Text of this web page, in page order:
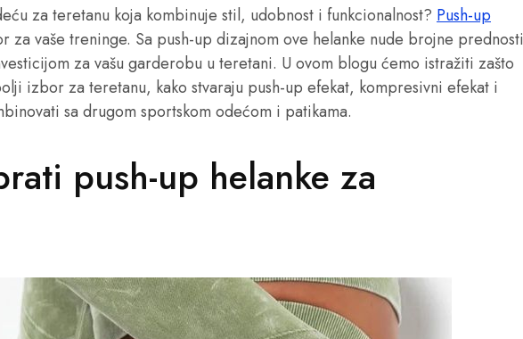
za teretanu koja kombinuje stil, udobnost i funkcionalnost? Push-up
za vaše treninge. Sa push-up dizajnom ove helanke nude brojne prednosti
za vašu garderobu u teretani. U ovom blogu ćemo istražiti zašto
izbor za teretanu, kako stvaraju push-up efekat, kompresivni efekat i
sa drugom sportskom odećom i patikama.
push-up helanke za